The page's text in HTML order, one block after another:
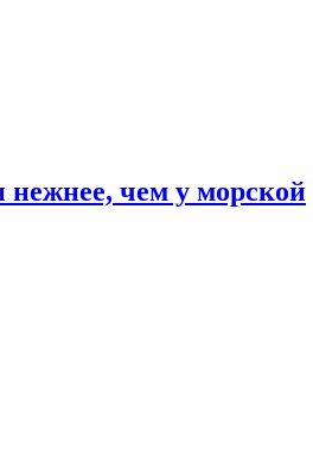
чем у морской